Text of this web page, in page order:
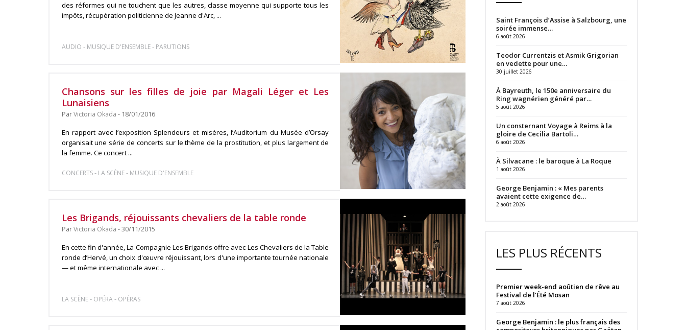
des réformes qui ne touchent que les autres, classe moyenne qui supporte tous les
impôts, récupération politicienne de Jeanne d'Arc, ...
AUDIO - MUSIQUE D'ENSEMBLE- PARUTIONS
Chansons sur les filles de joie par Magali Léger et Les
Lunaisiens
ParVictoria Okada - 18/01/2016
En rapport avec l’exposition Splendeurs et misères, l’Auditorium du Musée d’Orsay
organisait une série de concerts sur le thème de la prostitution, et plus largement de
la femme. Ce concert ...
CONCERTS- LA SCÈNE- MUSIQUE D'ENSEMBLE
Les Brigands, réjouissants chevaliers de la table ronde
ParVictoria Okada - 30/11/2015
En cette fin d'année, La Compagnie Les Brigands offre avec Les Chevaliers de la Table
ronde d’Hervé, un choix d'œuvre réjouissant, lors d'une importante tournée nationale
— et même internationale avec ...
LA SCÈNE- OPÉRA- OPÉRAS
Saint François d’Assise à Salzbourg, une
soirée immense…
6 août 2026
Teodor Currentzis et Asmik Grigorian
en vedette pour une…
30 juillet 2026
À Bayreuth, le 150e anniversaire du
Ring wagnérien généré par…
5 août 2026
Un consternant Voyage à Reims à la
gloire de Cecilia Bartoli…
6 août 2026
À Silvacane : le baroque à La Roque
1 août 2026
George Benjamin : « Mes parents
avaient cette exigence de…
2 août 2026
LES PLUS RÉCENTS
Premier week-end aoûtien de rêve au
Festival de l’Été Mosan
7 août 2026
George Benjamin : le plus français des